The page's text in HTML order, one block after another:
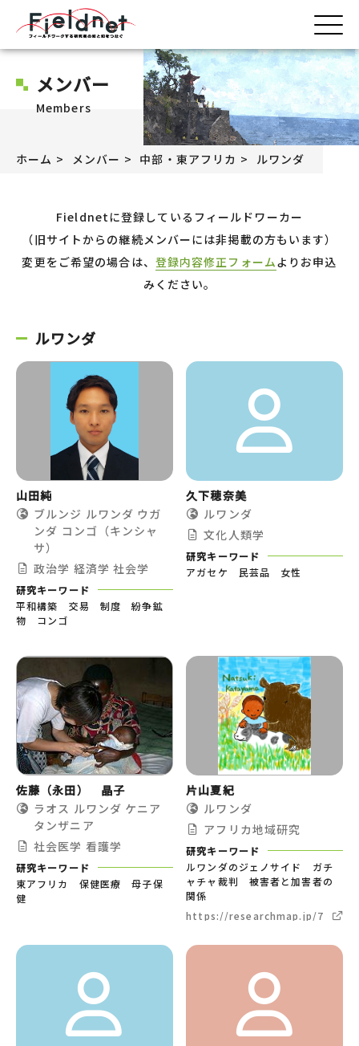
メンバー
Members
ホーム メンバー 中部・東アフリカ ルワンダ
Fieldnetに登録しているフィールドワーカー
（旧サイトからの継続メンバーには非掲載の方もいます）
変更をご希望の場合は、 登録内容修正フォームよりお申込
みください。
ルワンダ
山田純
ブルンジ ルワンダ ウガ
ンダ コンゴ（キンシャ
サ）
政治学 経済学 社会学
研究キーワード
平和構築 交易 制度 紛争鉱
物 コンゴ
久下穂奈美
ルワンダ
文化人類学
研究キーワード
アガセケ 民芸品 女性
佐藤（永田） 晶子
ラオス ルワンダ ケニア
タンザニア
社会医学 看護学
研究キーワード
東アフリカ 保健医療 母子保
健
片山夏紀
ルワンダ
アフリカ地域研究
研究キーワード
ルワンダのジェノサイド ガチ
ャチャ裁判 被害者と加害者の
関係
https://researchmap.jp/72ki